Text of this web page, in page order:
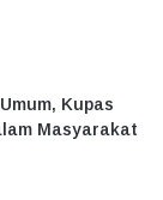
Kupas
Masyarakat